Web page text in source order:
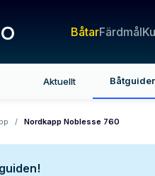
BåtarFärdmål
Aktuellt
/ Nordkapp Noblesse 760